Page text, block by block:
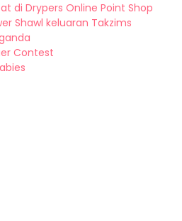
di Drypers Online Point Shop
Shawl keluaran Takzims
Contest